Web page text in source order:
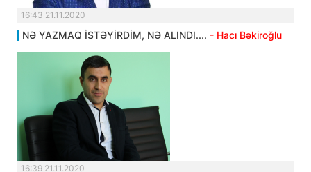
16:43 21.11.2020
NƏ YAZMAQ İSTƏYİRDİM, NƏ ALINDI.... - Hacı Bəkiroğlu
16:39 21.11.2020